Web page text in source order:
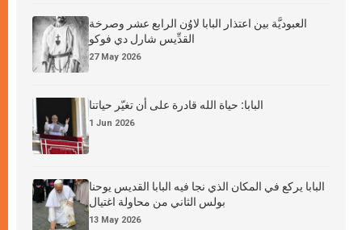
العبوديَّة بين اعتذار البابا لاوُن الرابع عشر وصرخة
القدِّيس شارل دي فوكو
27 May 2026
البابا: حياة الله قادرة على أن تغيّر حياتنا
1 Jun 2026
البابا يركع في المكان الذي نجا فيه البابا القديس يوحنا
بولس الثاني من محاولة اغتيال
13 May 2026